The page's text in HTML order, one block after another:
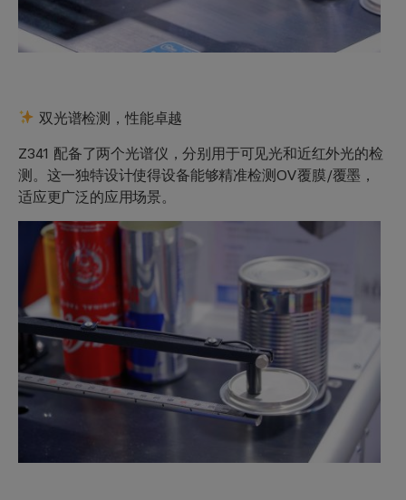
双光谱检测，性能卓越
Z341 配备了两个光谱仪，分别用于可见光和近红外光的检
测。这一独特设计使得设备能够精准检测OV覆膜/覆墨，
适应更广泛的应用场景。